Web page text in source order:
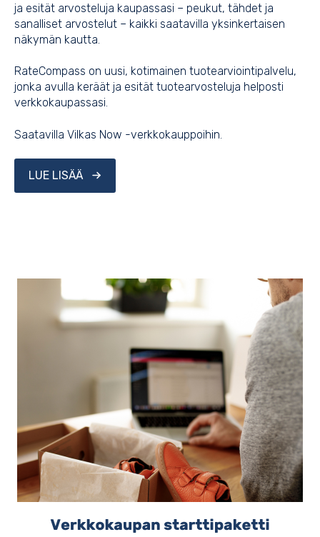
ja esität arvosteluja kaupassasi – peukut, tähdet ja
sanalliset arvostelut – kaikki saatavilla yksinkertaisen
näkymän kautta.
RateCompass on uusi, kotimainen tuotearviointipalvelu,
jonka avulla keräät ja esität tuotearvosteluja helposti
verkkokaupassasi.
Saatavilla Vilkas Now -verkkokauppoihin.
LUE LISÄÄ